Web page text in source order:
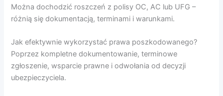
Można dochodzić roszczeń z polisy OC, AC lub UFG –
różnią się dokumentacją, terminami i warunkami.
Jak efektywnie wykorzystać prawa poszkodowanego?
Poprzez kompletne dokumentowanie, terminowe
zgłoszenie, wsparcie prawne i odwołania od decyzji
ubezpieczyciela.